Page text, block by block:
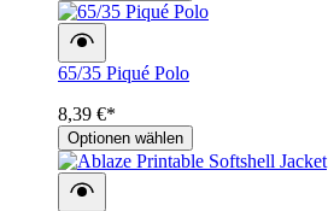
65/35 Piqué Polo
8,39 €*
Optionen wählen